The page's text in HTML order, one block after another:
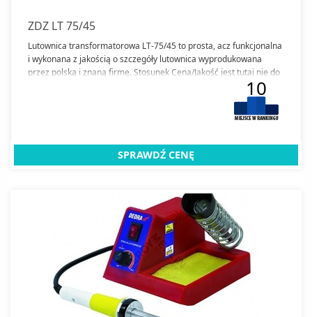
ZDZ LT 75/45
Lutownica transformatorowa LT-75/45 to prosta, acz funkcjonalna
i wykonana z jakością o szczegóły lutownica wyprodukowana
przez polską i znaną firmę. Stosunek Cena/Jakość jest tutaj nie do
10
SPRAWDŹ CENĘ